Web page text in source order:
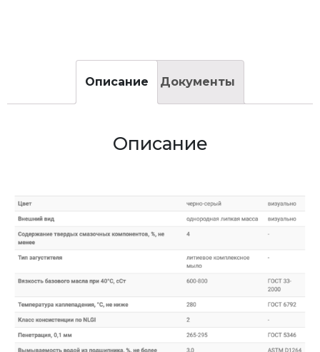
Описание Документы
Описание